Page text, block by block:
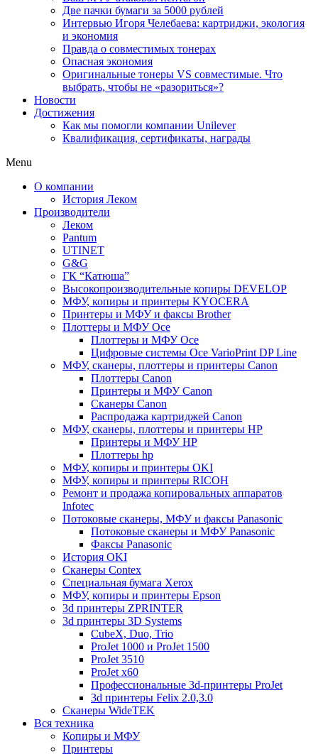
Две пачки бумаги за 5000 рублей
Интервью Игоря Челебаева: картриджи, экология
и экономия
Правда о совместимых тонерах
Опасная экономия
Оригинальные тонеры VS совместимые. Что
выбрать, чтобы не «разориться»?
Новости
Достижения
Как мы помогли компании Unilever
Квалификация, сертификаты, награды
Menu
О компании
История Леком
Производители
Леком
Pantum
UTINET
G&G
ГК “Катюша”
Высокопроизводительные копиры DEVELOP
МФУ, копиры и принтеры KYOCERA
Принтеры и МФУ и факсы Brother
Плоттеры и МФУ Oce
Плоттеры и МФУ Oce
Цифровые системы Oce VarioPrint DP Line
МФУ, сканеры, плоттеры и принтеры Canon
Плоттеры Canon
Принтеры и МФУ Canon
Сканеры Canon
Распродажа картриджей Canon
МФУ, сканеры, плоттеры и принтеры HP
Принтеры и МФУ HP
Плоттеры hp
МФУ, копиры и принтеры OKI
МФУ, копиры и принтеры RICOH
Ремонт и продажа копировальных аппаратов
Infotec
Потоковые сканеры, МФУ и факсы Panasonic
Потоковые сканеры и МФУ Panasonic
Факсы Panasonic
История OKI
Сканеры Contex
Специальная бумага Xerox
МФУ, копиры и принтеры Epson
3d принтеры ZPRINTER
3d принтеры 3D Systems
CubeX, Duo, Trio
ProJet 1000 и ProJet 1500
ProJet 3510
ProJet x60
Профессиональные 3d-принтеры ProJet
3d принтеры Felix 2.0,3.0
Сканеры WideTEK
Вся техника
Копиры и МФУ
Принтеры